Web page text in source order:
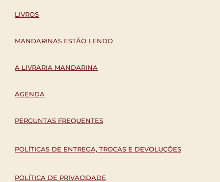
LIVROS
MANDARINAS ESTÃO LENDO
A LIVRARIA MANDARINA
AGENDA
PERGUNTAS FREQUENTES
POLÍTICAS DE ENTREGA, TROCAS E DEVOLUÇÕES
POLÍTICA DE PRIVACIDADE